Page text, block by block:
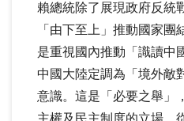
賴總統除了展現政府反統
「由下至上」推動國家團
是重視國內推動「識讀中
中國大陸定調為「境外敵
意識。這是「必要之舉」
主權及民主制度的立場，